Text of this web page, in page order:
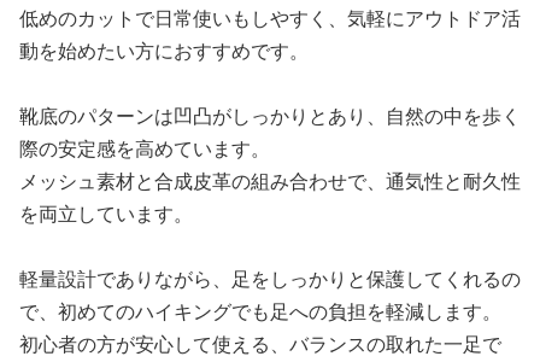
低めのカットで日常使いもしやすく、気軽にアウトドア活
動を始めたい方におすすめです。
靴底のパターンは凹凸がしっかりとあり、自然の中を歩く
際の安定感を高めています。
メッシュ素材と合成皮革の組み合わせで、通気性と耐久性
を両立しています。
軽量設計でありながら、足をしっかりと保護してくれるの
で、初めてのハイキングでも足への負担を軽減します。
初心者の方が安心して使える、バランスの取れた一足で